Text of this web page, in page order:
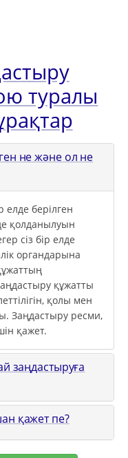
туралы
не және ол не
елде берілген
қолданылуын
сіз бір елде
органдарына
құжатты
қолы мен
Заңдастыру ресми,
қажет.
заңдастыруға
қажет пе?